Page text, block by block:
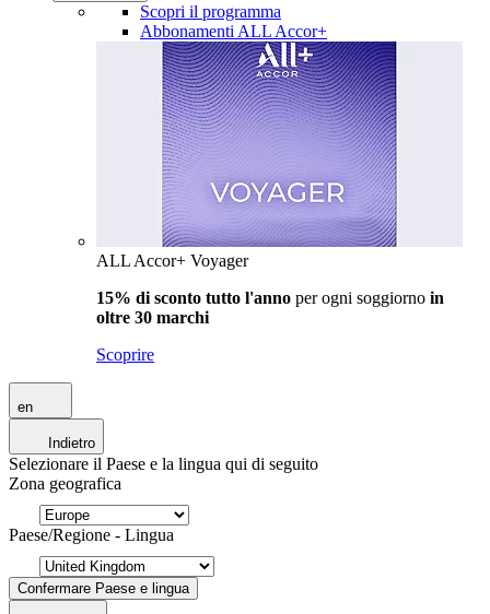
Scopri il programma
Abbonamenti ALL Accor+
ALL Accor+ Voyager
15% di sconto tutto l'anno per ogni soggiorno in
oltre 30 marchi
Scoprire
en
Indietro
Selezionare il Paese e la lingua qui di seguito
Zona geografica
Paese/Regione - Lingua
Confermare Paese e lingua